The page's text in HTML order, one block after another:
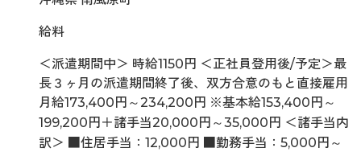
給料
＜派遣期間中＞ 時給1150円 ＜正社員登用後/予定＞最
長３ヶ月の派遣期間終了後、双方合意のもと直接雇用
月給173,400円～234,200円 ※基本給153,400円～
199,200円＋諸手当20,000円～35,000円 ＜諸手当内
訳＞ ■住居手当：12,000円 ■勤務手当：5,000円～